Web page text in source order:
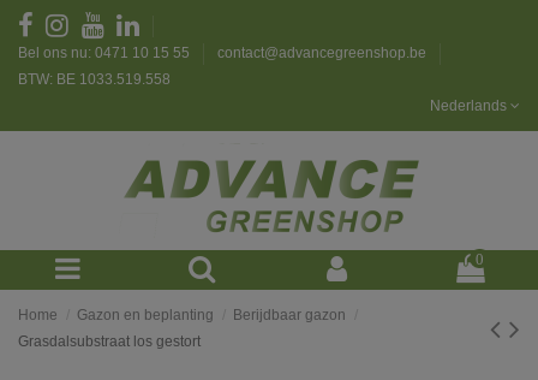
Bel ons nu: 0471 10 15 55
contact@advancegreenshop.be
BTW: BE 1033.519.558
Nederlands
0
Home Gazon en beplanting
Berijdbaar gazon
Grasdalsubstraat los gestort